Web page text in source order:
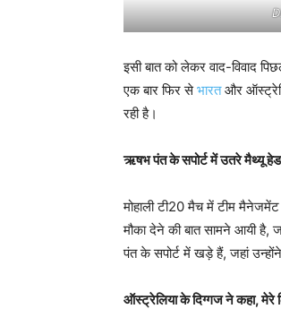
इसी बात को लेकर वाद-विवाद
एक बार फिर सेभारतऔर
रही है।
ऋषभ पंत के सपोर्ट में उतरे मैथ्यू
मोहाली टी20 मैच में टीम
मौका देने की बात सामने आयी है,
पंत के सपोर्ट में खड़े हैं, जहां
ऑस्ट्रेलिया के दिग्गज ने कहा, मेरे